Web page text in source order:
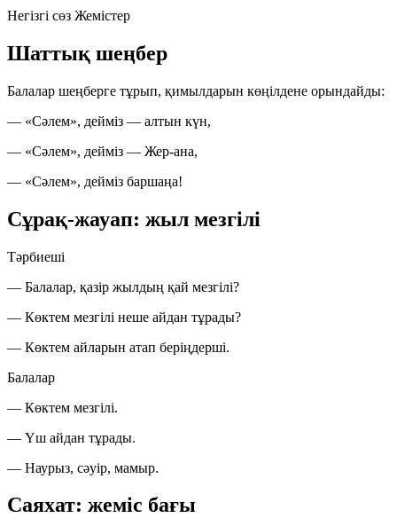
Негізгі сөз Жемістер
Шаттық шеңбер
Балалар шеңберге тұрып, қимылдарын көңілдене орындайды:
— «Сәлем», дейміз — алтын күн,
— «Сәлем», дейміз — Жер-ана,
— «Сәлем», дейміз баршаңа!
Сұрақ-жауап: жыл мезгілі
Тәрбиеші
— Балалар, қазір жылдың қай мезгілі?
— Көктем мезгілі неше айдан тұрады?
— Көктем айларын атап беріңдерші.
Балалар
— Көктем мезгілі.
— Үш айдан тұрады.
— Наурыз, сәуір, мамыр.
Саяхат: жеміс бағы